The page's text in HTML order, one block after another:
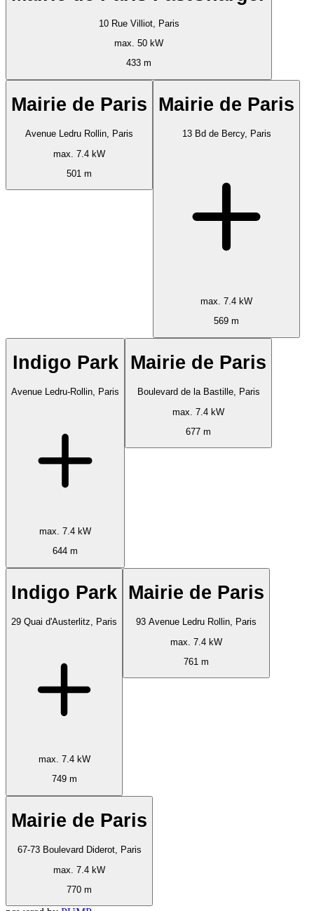
10 Rue Villiot, Paris
max. 50 kW
433 m
Mairie de Paris
Avenue Ledru Rollin, Paris
max. 7.4 kW
501 m
Mairie de Paris
13 Bd de Bercy, Paris
max. 7.4 kW
569 m
Indigo Park
Avenue Ledru-Rollin, Paris
max. 7.4 kW
644 m
Mairie de Paris
Boulevard de la Bastille, Paris
max. 7.4 kW
677 m
Indigo Park
29 Quai d'Austerlitz, Paris
max. 7.4 kW
749 m
Mairie de Paris
93 Avenue Ledru Rollin, Paris
max. 7.4 kW
761 m
Mairie de Paris
67-73 Boulevard Diderot, Paris
max. 7.4 kW
770 m